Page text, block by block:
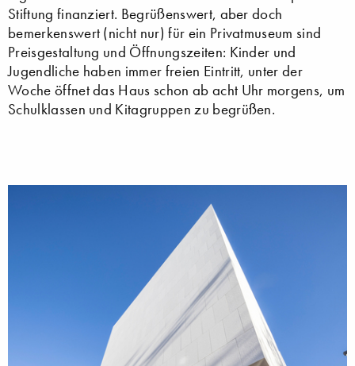
Stiftung finanziert. Begrüßenswert, aber doch
bemerkenswert (nicht nur) für ein Privatmuseum sind
Preisgestaltung und Öffnungszeiten: Kinder und
Jugendliche haben immer freien Eintritt, unter der
Woche öffnet das Haus schon ab acht Uhr morgens, um
Schulklassen und Kitagruppen zu begrüßen.